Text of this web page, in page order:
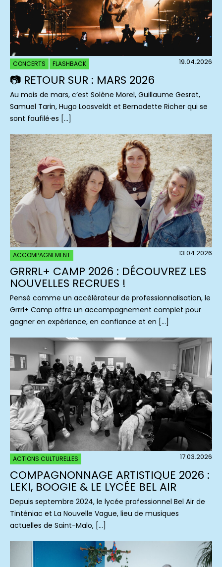
CONCERTS FLASHBACK 19.04.2026
📷 RETOUR SUR : MARS 2026
Au mois de mars, c’est Solène Morel, Guillaume Gesret,
Samuel Tarin, Hugo Loosveldt et Bernadette Richer qui se
sont faufilé·es […]
ACCOMPAGNEMENT 13.04.2026
GRRRL+ CAMP 2026 : DÉCOUVREZ LES
NOUVELLES RECRUES !
Pensé comme un accélérateur de professionnalisation, le
Grrrl+ Camp offre un accompagnement complet pour
gagner en expérience, en confiance et en […]
ACTIONS CULTURELLES 17.03.2026
COMPAGNONNAGE ARTISTIQUE 2026 :
LEKI, BOOGIE & LE LYCÉE BEL AIR
Depuis septembre 2024, le lycée professionnel Bel Air de
Tinténiac et La Nouvelle Vague, lieu de musiques
actuelles de Saint-Malo, […]